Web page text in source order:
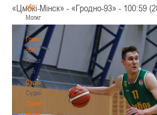
обл
Могилевская
обл
Гомельская
обл
Гомельская
обл
Судейство
Судейство
Полезные
«Цмокі-Мінск» - «Гродно-93» - 100:59